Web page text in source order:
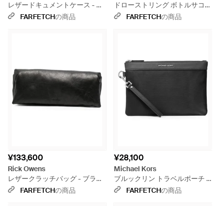
レザードキュメントケース - ブ
ラックFARFETCHの商品
ドローストリング ボトルサコッ
シュ - グレー
FARFETCHの商品
¥133,600
Rick Owens
レザークラッチバッグ - ブラッ
ク
FARFETCHの商品
¥28,100
Michael Kors
ブルックリン トラベルポーチ -
ブラックFARFETCHの商品